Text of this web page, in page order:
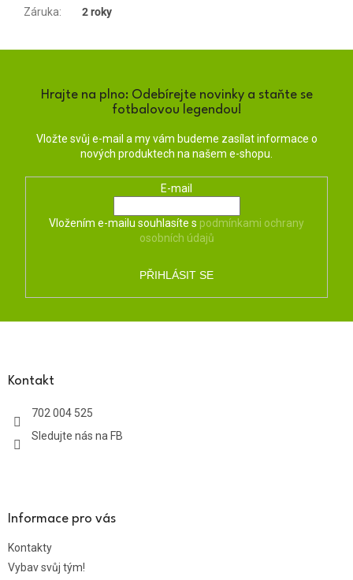
Záruka: 2 roky
Hrajte na plno: Odebírejte novinky a staňte se
fotbalovou legendou!
Vložte svůj e-mail a my vám budeme zasílat informace o
nových produktech na našem e-shopu.
E-mail
Vložením e-mailu souhlasíte s podmínkami ochrany
osobních údajů
PŘIHLÁSIT SE
Kontakt
702 004 525
Sledujte nás na FB
Informace pro vás
Kontakty
Vybav svůj tým!